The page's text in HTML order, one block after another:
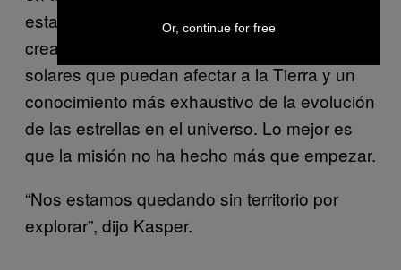
establecidas sobre el Sol. Esto propiciará la
creación de mejores modelos de tormentas
solares que puedan afectar a la Tierra y un
conocimiento más exhaustivo de la evolución
de las estrellas en el universo. Lo mejor es
que la misión no ha hecho más que empezar.
“Nos estamos quedando sin territorio por
explorar”, dijo Kasper.
Or, continue for free